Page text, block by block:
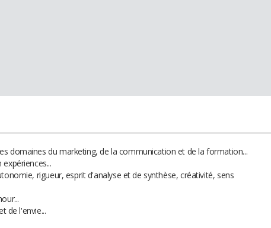
domaines du marketing, de la communication et de la formation...
rigueur, esprit d'analyse et de synthèse, créativité, sens
de l'envie...